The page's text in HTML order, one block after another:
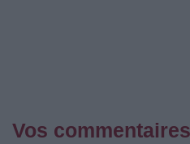
Vos commentaires